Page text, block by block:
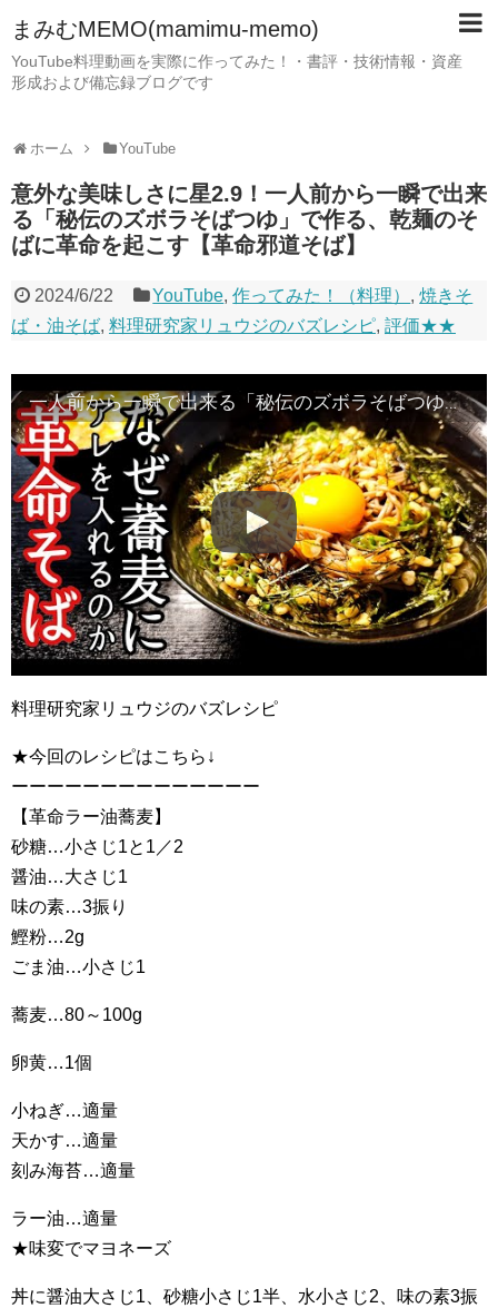
まみむMEMO(mamimu-memo)
YouTube料理動画を実際に作ってみた！・書評・技術情報・資産
形成および備忘録ブログです
ホーム YouTube
意外な美味しさに星2.9！一人前から一瞬で出来
る「秘伝のズボラそばつゆ」で作る、乾麺のそ
ばに革命を起こす【革命邪道そば】
2024/6/22 YouTube,作ってみた！（料理） ,焼きそ
ば・油そば, 料理研究家リュウジのバズレシピ, 評価★★
一人前から一瞬で出来る「秘伝のズボラそばつゆ」で作る、乾麺のそばに革命を起こす【革命邪道そば】
料理研究家リュウジのバズレシピ
★今回のレシピはこちら↓
ーーーーーーーーーーーーーー
【革命ラー油蕎麦】
砂糖…小さじ1と1／2
醤油…大さじ1
味の素…3振り
鰹粉…2g
ごま油…小さじ1
蕎麦…80～100g
卵黄…1個
小ねぎ…適量
天かす…適量
刻み海苔…適量
ラー油…適量
★味変でマヨネーズ
丼に醤油大さじ1、砂糖小さじ1半、水小さじ2、味の素3振